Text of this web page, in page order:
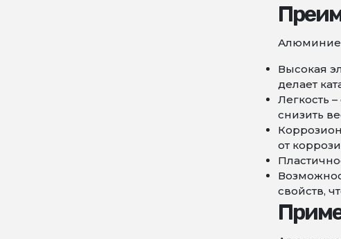
Высокая
делает
Легкость
снизить
от
свойств,